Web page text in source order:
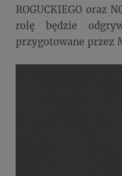
ROGUCKIEGO oraz
rolę będzie
przygotowane przez